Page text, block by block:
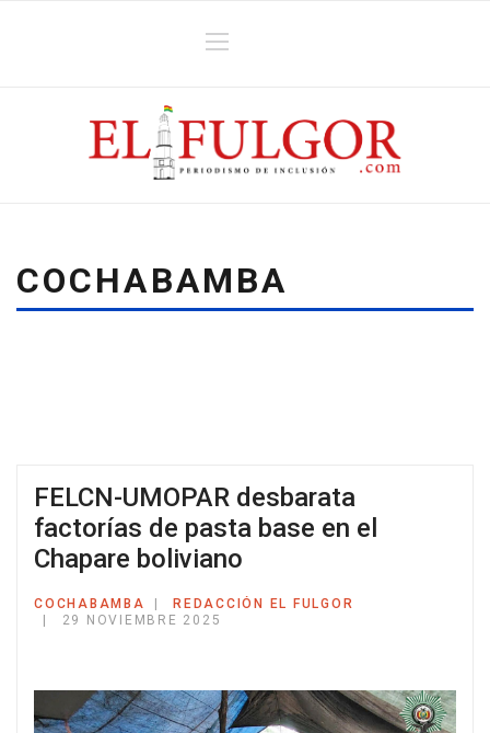
COCHABAMBA
FELCN-UMOPAR desbarata
factorías de pasta base en el
Chapare boliviano
COCHABAMBA
REDACCIÓN EL FULGOR
29 NOVIEMBRE 2025